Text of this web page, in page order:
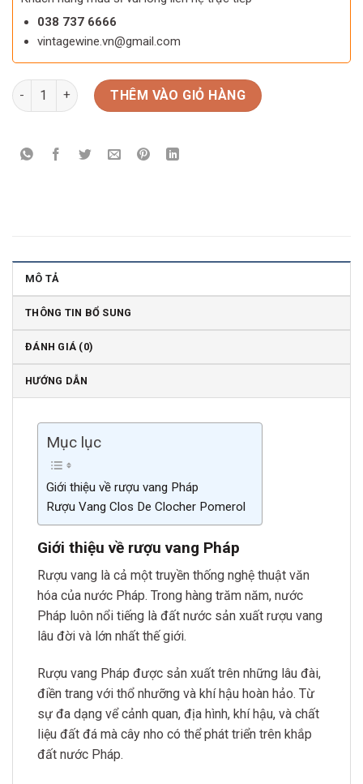
038 737 6666
vintagewine.vn@gmail.com
Rượu vang Pháp Clos De Clocher Pomerol số lượng
THÊM VÀO GIỎ HÀNG
MÔ TẢ
THÔNG TIN BỔ SUNG
ĐÁNH GIÁ (0)
HƯỚNG DẪN
Mục lục
Giới thiệu về rượu vang Pháp
Rượu Vang Clos De Clocher Pomerol
Giới thiệu về rượu vang Pháp
Rượu vang là cả một truyền thống nghệ thuật văn
hóa của nước Pháp. Trong hàng trăm năm, nước
Pháp luôn nổi tiếng là đất nước sản xuất rượu vang
lâu đời và lớn nhất thế giới.
Rượu vang Pháp được sản xuất trên những lâu đài,
điền trang với thổ nhưỡng và khí hậu hoàn hảo. Từ
sự đa dạng vể cảnh quan, địa hình, khí hậu, và chất
liệu đất đá mà cây nho có thể phát triển trên khắp
đất nước Pháp.